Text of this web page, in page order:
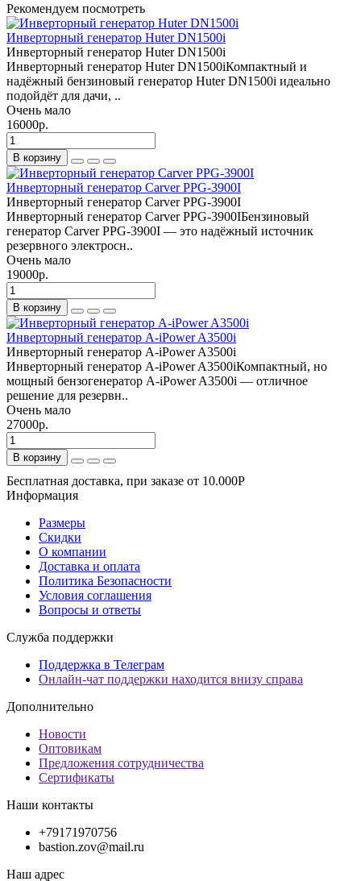
Рекомендуем посмотреть
Инверторный генератор Huter DN1500i
Инверторный генератор Huter DN1500i
Инверторный генератор Huter DN1500iКомпактный и
надёжный бензиновый генератор Huter DN1500i идеально
подойдёт для дачи, ..
Очень мало
16000р.
В корзину
Инверторный генератор Carver PPG-3900I
Инверторный генератор Carver PPG-3900I
Инверторный генератор Carver PPG-3900IБензиновый
генератор Carver PPG-3900I — это надёжный источник
резервного электросн..
Очень мало
19000р.
В корзину
Инверторный генератор A-iPower A3500i
Инверторный генератор A-iPower A3500i
Инверторный генератор A-iPower A3500iКомпактный, но
мощный бензогенератор A-iPower A3500i — отличное
решение для резервн..
Очень мало
27000р.
В корзину
Бесплатная доставка, при заказе от 10.000Р
Информация
Размеры
Скидки
О компании
Доставка и оплата
Политика Безопасности
Условия соглашения
Вопросы и ответы
Служба поддержки
Поддержка в Телеграм
Онлайн-чат поддержки находится внизу справа
Дополнительно
Новости
Оптовикам
Предложения сотрудничества
Сертификаты
Наши контакты
+79171970756
bastion.zov@mail.ru
Наш адрес